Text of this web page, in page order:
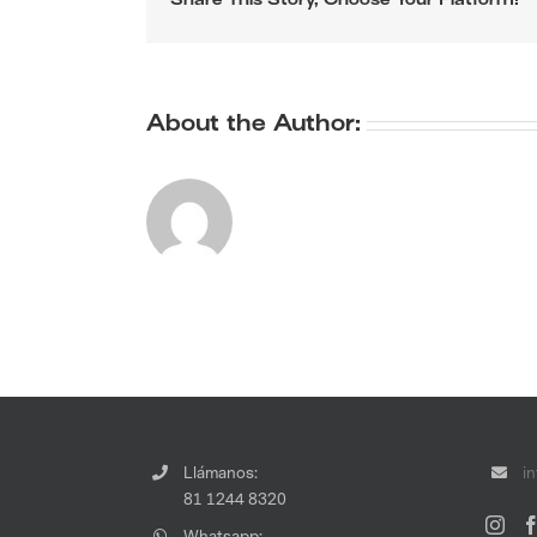
About the Author:
Llámanos:
81 1244 8320